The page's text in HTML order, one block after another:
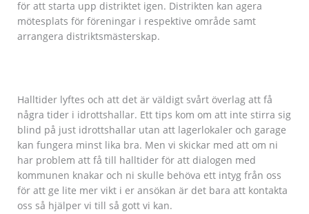
för att starta upp distriktet igen. Distrikten kan agera
mötesplats för föreningar i respektive område samt
arrangera distriktsmästerskap.
Halltider lyftes och att det är väldigt svårt överlag att få
några tider i idrottshallar. Ett tips kom om att inte stirra sig
blind på just idrottshallar utan att lagerlokaler och garage
kan fungera minst lika bra. Men vi skickar med att om ni
har problem att få till halltider för att dialogen med
kommunen knakar och ni skulle behöva ett intyg från oss
för att ge lite mer vikt i er ansökan är det bara att kontakta
oss så hjälper vi till så gott vi kan.